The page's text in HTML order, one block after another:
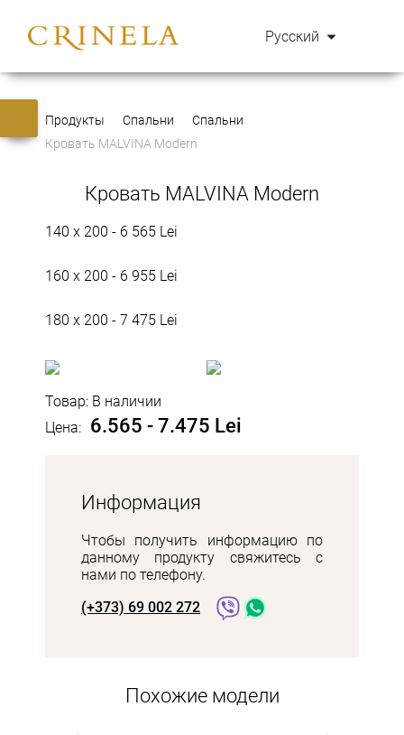
Русский
Продукты Спальни
Спальни
Кровать MALVINA Modern
Кровать MALVINA Modern
140 x 200 - 6 565 Lei
160 x 200 - 6 955 Lei
180 x 200 - 7 475 Lei
Товар: В наличии
Цена: 6.565 - 7.475 Lei
Информация
Чтобы получить информацию по
данному продукту свяжитесь с
нами по телефону.
(+373) 69 002 272
Похожие модели